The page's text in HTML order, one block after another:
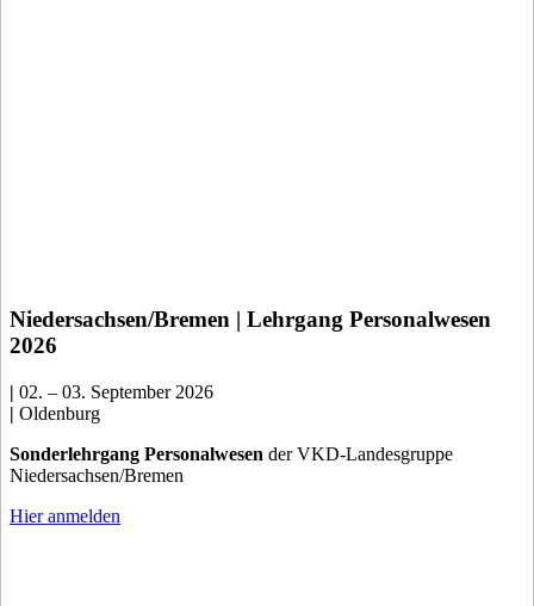
Niedersachsen/Bremen | Lehrgang Personalwesen
2026
| 02. – 03. September 2026
| Oldenburg
Sonderlehrgang Personalwesen der VKD-Landesgruppe
Niedersachsen/Bremen
Hier anmelden